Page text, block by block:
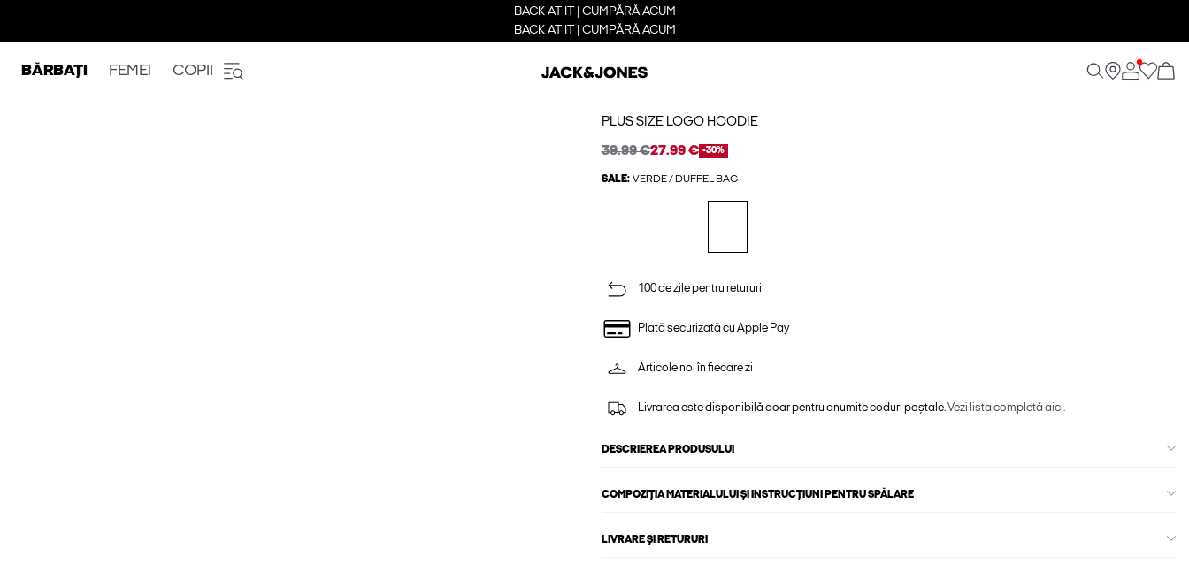
BACK AT IT | CUMPĂRĂ ACUM
BACK AT IT | CUMPĂRĂ ACUM
BĂRBAȚI FEMEI COPII
PLUS SIZE LOGO HOODIE
39.99 €27.99 € -30%
SALE: VERDE / DUFFEL BAG
100 de zile pentru retururi
Plată securizată cu Apple Pay
Articole noi în fiecare zi
Livrarea este disponibilă doar pentru anumite coduri poștale.Vezi lista completă aici.
DESCRIEREA PRODUSULUI
COMPOZIȚIA MATERIALULUI ȘI INSTRUCȚIUNI PENTRU SPĂLARE
LIVRARE ȘI RETURURI